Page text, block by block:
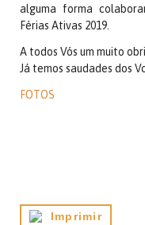
alguma forma
Férias Ativas 2019.
A todos Vós um muito
Já temos saudades dos
FOTOS
Imprimir